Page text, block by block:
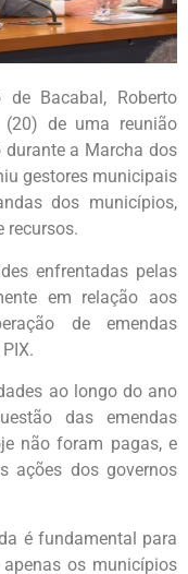
Bacabal, Roberto
(20) de uma reunião
a Marcha dos
gestores municipais
dos municípios,
recursos.
enfrentadas pelas
em relação aos
de emendas
ao longo do ano
das emendas
não foram pagas, e
ações dos governos
é fundamental para
os municípios